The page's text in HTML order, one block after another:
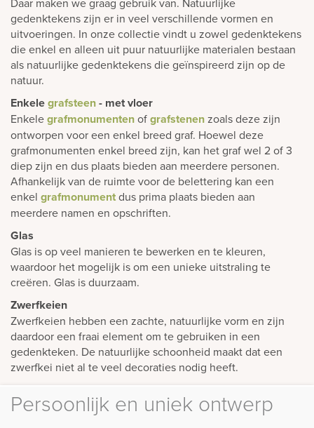
gedenktekens zijn er in veel verschillende vormen en
uitvoeringen. In onze collectie vindt u zowel gedenktekens
die enkel en alleen uit puur natuurlijke materialen bestaan
als natuurlijke gedenktekens die geïnspireerd zijn op de
natuur.
Enkelegrafsteen- met vloer
Enkelegrafmonumentenofgrafstenenzoals deze zijn
ontworpen voor een enkel breed graf. Hoewel deze
grafmonumenten enkel breed zijn, kan het graf wel 2 of 3
diep zijn en dus plaats bieden aan meerdere personen.
Afhankelijk van de ruimte voor de belettering kan een
enkel grafmonumentdus prima plaats bieden aan
meerdere namen en opschriften.
Glas
Glas is op veel manieren te bewerken en te kleuren,
waardoor het mogelijk is om een unieke uitstraling te
creëren. Glas is duurzaam.
Zwerfkeien
Zwerfkeien hebben een zachte, natuurlijke vorm en zijn
daardoor een fraai element om te gebruiken in een
gedenkteken. De natuurlijke schoonheid maakt dat een
zwerfkei niet al te veel decoraties nodig heeft.
Persoonlijk en uniek ontwerp